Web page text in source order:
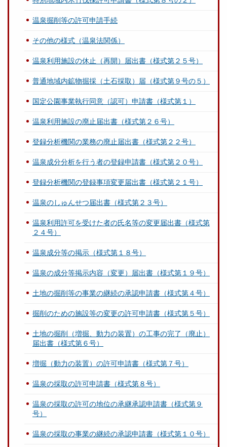
温泉掘削等の許可申請手続
その他の様式（温泉法関係）
温泉利用施設の休止（再開）届出書（様式第２５号）
普通地域内鉱物掘採（土石採取）届（様式第９号の５）
国定公園事業執行同意（認可）申請書（様式第１）
温泉利用施設の廃止届出書（様式第２６号）
登録分析機関の業務の廃止届出書（様式第２２号）
温泉成分分析を行う者の登録申請書（様式第２０号）
登録分析機関の登録事項変更届出書（様式第２１号）
温泉のしゅんせつ届出書（様式第２３号）
温泉利用許可を受けた者の氏名等の変更届出書（様式第
２４号）
温泉成分等の掲示（様式第１８号）
温泉の成分等掲示内容（変更）届出書（様式第１９号）
土地の掘削等の事業の継続の承認申請書（様式第４号）
掘削のための施設等の変更の許可申請書（様式第５号）
土地の掘削（増掘、動力の装置）の工事の完了（廃止）
届出書（様式第６号）
増掘（動力の装置）の許可申請書（様式第７号）
温泉の採取の許可申請書（様式第８号）
温泉の採取の許可の地位の承継承認申請書（様式第９
号）
温泉の採取の事業の継続の承認申請書（様式第１０号）